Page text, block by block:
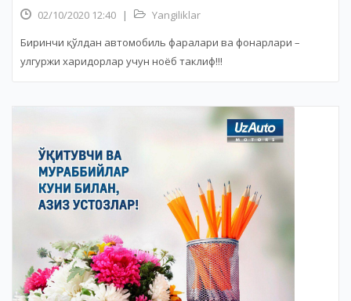
02/10/2020 12:40 |
Yangiliklar
Биринчи қўлдан автомобиль фаралари ва фонарлари –
улгуржи харидорлар учун ноёб таклиф!!!